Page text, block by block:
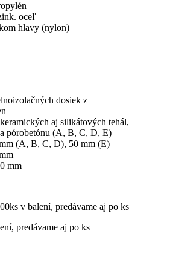
oceľ
hlavy (nylon)
dosiek z
aj silikátových tehál,
pórobetónu (A, B, C, D, E)
(A, B, C, D), 50 mm (E)
mm
v balení, predávame aj po ks
predávame aj po ks